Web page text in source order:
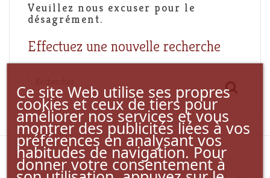
Ce site Web utilise ses propres
cookies et ceux de tiers pour
améliorer nos services et vous
montrer des publicités liées à vos
préférences en analysant vos
habitudes de navigation. Pour
donner votre consentement à
Veuillez nous excuser pour le
désagrément.
Effectuez une nouvelle recherche